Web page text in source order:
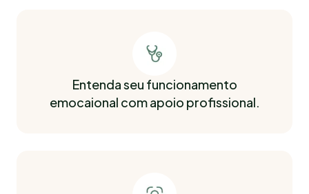
Entenda seu funcionamento
emocaional com apoio profissional.